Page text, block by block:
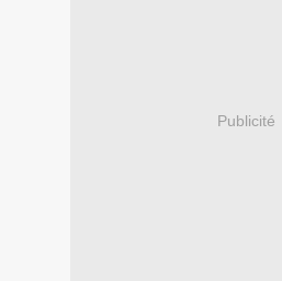
Publicité